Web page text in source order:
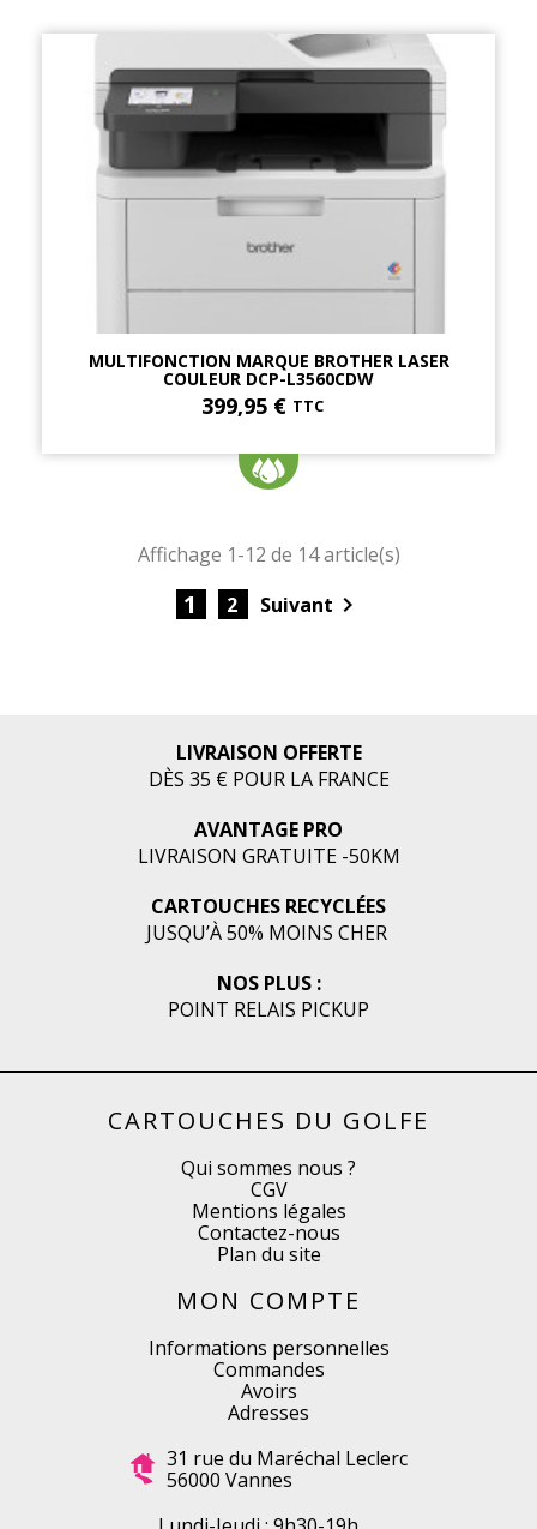
MULTIFONCTION MARQUE BROTHER LASER
COULEUR DCP-L3560CDW
399,95 € TTC
Affichage 1-12 de 14 article(s)
1 2 Suivant 
LIVRAISON OFFERTE
DÈS 35 € POUR LA FRANCE
AVANTAGE PRO
LIVRAISON GRATUITE -50KM
CARTOUCHES RECYCLÉES
JUSQU’À 50% MOINS CHER
NOS PLUS :
POINT RELAIS PICKUP
CARTOUCHES DU GOLFE
Qui sommes nous ?
CGV
Mentions légales
Contactez-nous
Plan du site
MON COMPTE
Informations personnelles
Commandes
Avoirs
Adresses
31 rue du Maréchal Leclerc
56000 Vannes